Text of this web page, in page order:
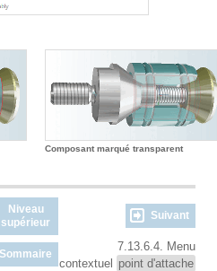
Composant marqué transparent
Niveau
supérieur
Suivant
Sommaire
7.13.6.4. Menu
contextuel point d'attache